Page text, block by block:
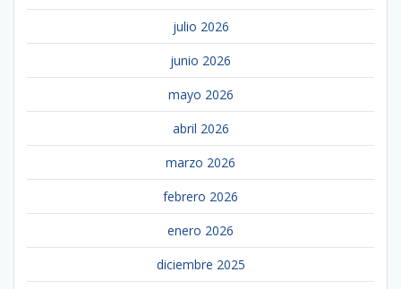
julio 2026
junio 2026
mayo 2026
abril 2026
marzo 2026
febrero 2026
enero 2026
diciembre 2025